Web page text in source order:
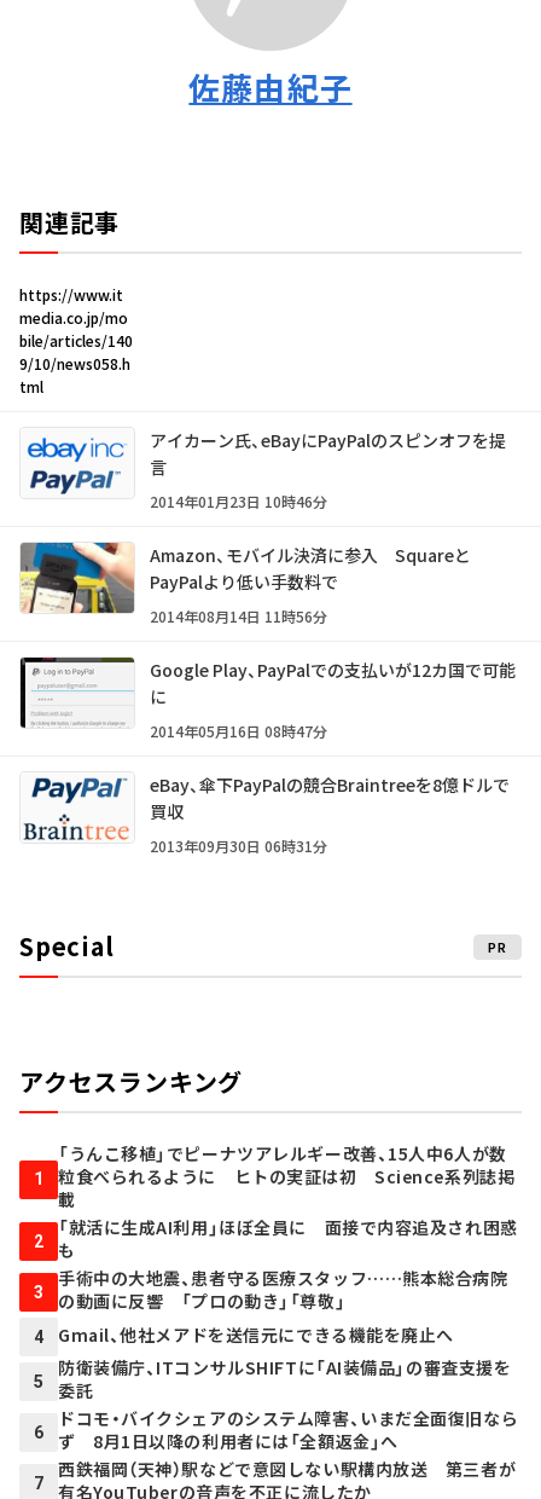
佐藤由紀子
関連記事
https://www.it
media.co.jp/mo
bile/articles/140
9/10/news058.h
tml
アイカーン氏、eBayにPayPalのスピンオフを提
言
2014年01月23日 10時46分
Amazon、モバイル決済に参入 Squareと
PayPalより低い手数料で
2014年08月14日 11時56分
Google Play、PayPalでの支払いが12カ国で可能
に
2014年05月16日 08時47分
eBay、傘下PayPalの競合Braintreeを8億ドルで
買収
2013年09月30日 06時31分
Special PR
アクセスランキング
1
「うんこ移植」でピーナツアレルギー改善、15人中6人が数
粒食べられるように ヒトの実証は初 Science系列誌掲
載
2
「就活に生成AI利用」ほぼ全員に 面接で内容追及され困惑
も
3
手術中の大地震、患者守る医療スタッフ……熊本総合病院
の動画に反響 「プロの動き」「尊敬」
4 Gmail、他社メアドを送信元にできる機能を廃止へ
5
防衛装備庁、ITコンサルSHIFTに「AI装備品」の審査支援を
委託
6
ドコモ・バイクシェアのシステム障害、いまだ全面復旧なら
ず 8月1日以降の利用者には「全額返金」へ
7
西鉄福岡（天神）駅などで意図しない駅構内放送 第三者が
有名YouTuberの音声を不正に流したか